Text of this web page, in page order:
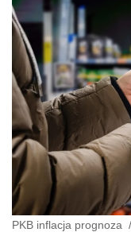
PKB inflacja prognoza /